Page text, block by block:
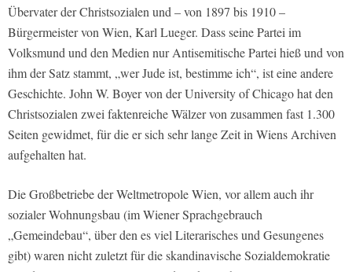
Übervater der Christsozialen und – von 1897 bis 1910 –
Bürgermeister von Wien, Karl Lueger. Dass seine Partei im
Volksmund und den Medien nur Antisemitische Partei hieß und von
ihm der Satz stammt, „wer Jude ist, bestimme ich“, ist eine andere
Geschichte. John W. Boyer von der University of Chicago hat den
Christsozialen zwei faktenreiche Wälzer von zusammen fast 1.300
Seiten gewidmet, für die er sich sehr lange Zeit in Wiens Archiven
aufgehalten hat.
Die Großbetriebe der Weltmetropole Wien, vor allem auch ihr
sozialer Wohnungsbau (im Wiener Sprachgebrauch
„Gemeindebau“, über den es viel Literarisches und Gesungenes
gibt) waren nicht zuletzt für die skandinavische Sozialdemokratie